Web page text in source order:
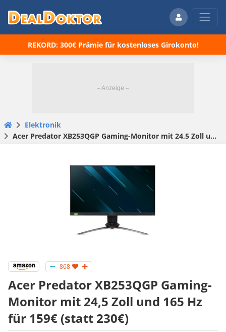
REKORD: 300€ Prämie für kostenloses Girokonto!
Elektronik
Acer Predator XB253QGP Gaming-Monitor mit 24,5 Zoll und 165 Hz für 159€ (statt 230€)
868
Acer Predator XB253QGP Gaming-
Monitor mit 24,5 Zoll und 165 Hz
für 159€ (statt 230€)